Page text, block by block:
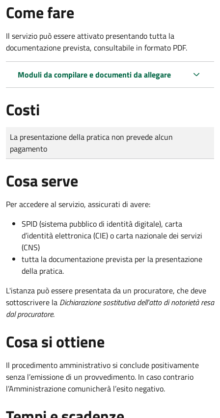
Come fare
Il servizio può essere attivato presentando tutta la
documentazione prevista, consultabile in formato PDF.
Moduli da compilare e documenti da allegare
Costi
Tipo di pagamento
Importo
La presentazione della pratica non prevede alcun
pagamento
Cosa serve
Per accedere al servizio, assicurati di avere:
SPID (sistema pubblico di identità digitale), carta
d’identità elettronica (CIE) o carta nazionale dei servizi
(CNS)
tutta la documentazione prevista per la presentazione
della pratica.
L'istanza può essere presentata da un procuratore, che deve
sottoscrivere la Dichiarazione sostitutiva dell'atto di notorietà resa
dal procuratore.
Cosa si ottiene
Il procedimento amministrativo si conclude positivamente
senza l’emissione di un provvedimento. In caso contrario
l’Amministrazione comunicherà l’esito negativo.